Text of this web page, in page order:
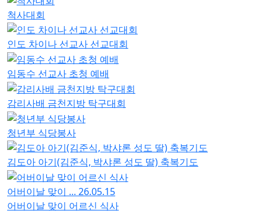
척사대회
인도 차이나 선교사 선교대회
임동수 선교사 초청 예배
감리사배 금천지방 탁구대회
청년부 식당봉사
김도아 아기(김준식, 박샤론 성도 딸) 축복기도
어버이날 맞이 ... 26.05.15
어버이날 맞이 어르신 식사